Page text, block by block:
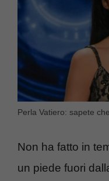
Perla Vatiero: sapete
Non ha fatto in
un piede fuori